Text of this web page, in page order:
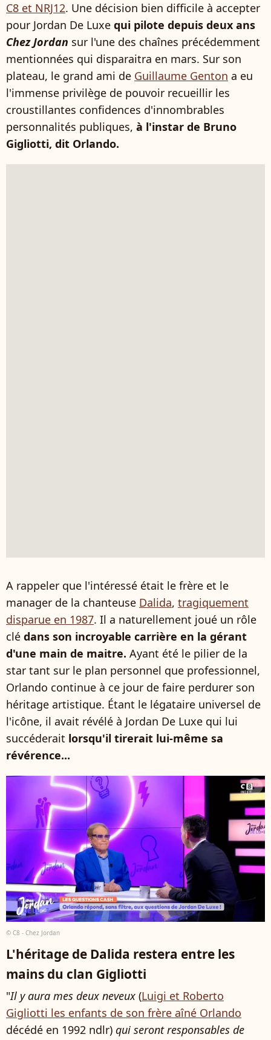
C8 et NRJ12. Une décision bien difficile à accepter
pour Jordan De Luxe qui pilote depuis deux ans
Chez Jordan sur l'une des chaînes précédemment
mentionnées qui disparaitra en mars. Sur son
plateau, le grand ami de Guillaume Genton a eu
l'immense privilège de pouvoir recueillir les
croustillantes confidences d'innombrables
personnalités publiques, à l'instar de Bruno
Gigliotti, dit Orlando.
A rappeler que l'intéressé était le frère et le
manager de la chanteuse Dalida, tragiquement
disparue en 1987. Il a naturellement joué un rôle
clé dans son incroyable carrière en la gérant
d'une main de maitre. Ayant été le pilier de la
star tant sur le plan personnel que professionnel,
Orlando continue à ce jour de faire perdurer son
héritage artistique. Étant le légataire universel de
l'icône, il avait révélé à Jordan De Luxe qui lui
succéderait lorsqu'il tirerait lui-même sa
révérence...
© C8 - Chez Jordan
L'héritage de Dalida restera entre les
mains du clan Gigliotti
"Il y aura mes deux neveux (Luigi et Roberto
Gigliotti les enfants de son frère aîné Orlando
décédé en 1992 ndlr) qui seront responsables de